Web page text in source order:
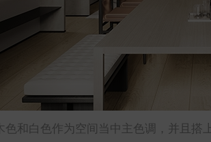
色和白色作为空间当中主色调，并且